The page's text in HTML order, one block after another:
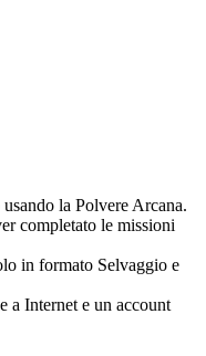
la Polvere Arcana.
completato le missioni
in formato Selvaggio e
a Internet e un account